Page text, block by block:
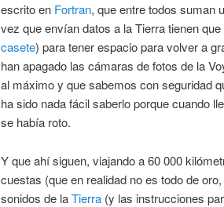
escrito en Fortran, que entre todos suman
vez que envían datos a la Tierra tienen
casete) para tener espacio para volver a
han apagado las cámaras de fotos de la
al máximo y que sabemos con seguridad
ha sido nada fácil saberlo porque cuando
se había roto.
Y que ahí siguen, viajando a 60 000
cuestas (que en realidad no es todo de
sonidos de laTierra (y las instrucciones